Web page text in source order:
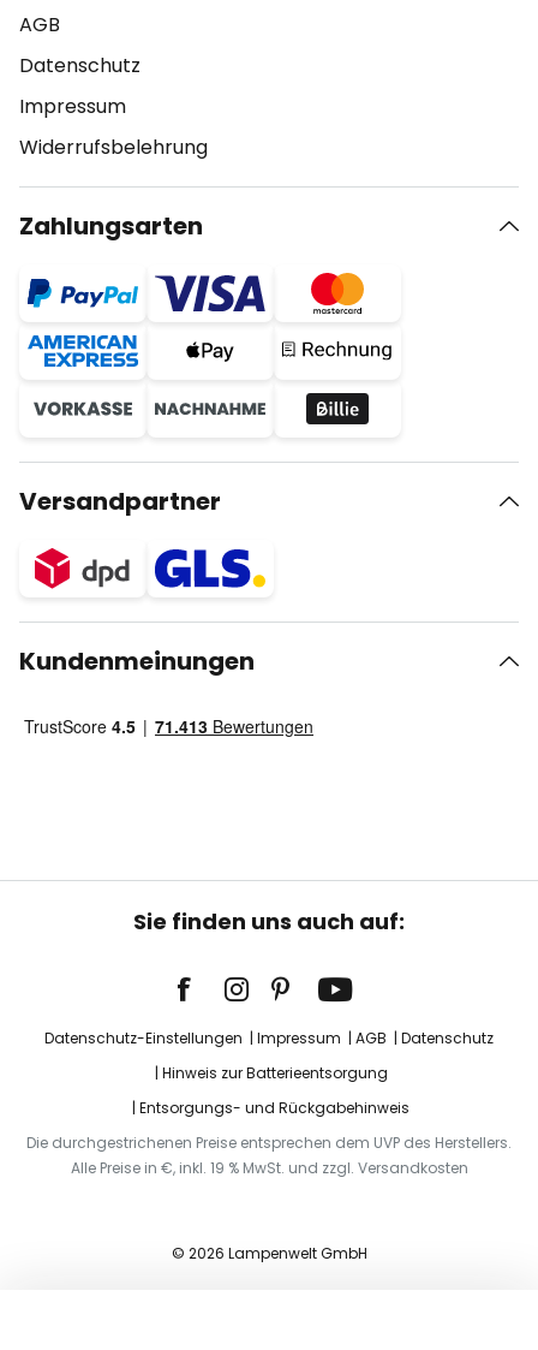
AGB
Datenschutz
Impressum
Widerrufsbelehrung
Zahlungsarten
Versandpartner
Kundenmeinungen
Sie finden uns auch auf:
Datenschutz-Einstellungen Impressum AGB
Datenschutz
Hinweis zur Batterieentsorgung
Entsorgungs- und Rückgabehinweis
Die durchgestrichenen Preise entsprechen dem UVP des Herstellers.
Alle Preise in €, inkl. 19 % MwSt. und zzgl. Versandkosten
© 2026 Lampenwelt GmbH